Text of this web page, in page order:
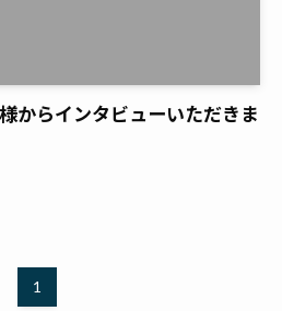
からインタビューいただきま
1